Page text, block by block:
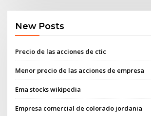
New Posts
Precio de las acciones de ctic
Menor precio de las acciones de empresa
Ema stocks wikipedia
Empresa comercial de colorado jordania